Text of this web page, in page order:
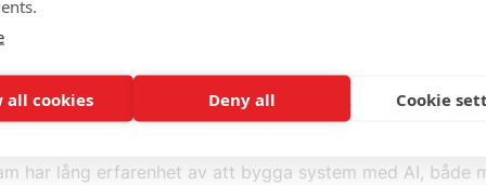
affärspartner.”
fått för erfarenheter av att arbeta med en AI-driven
har lång erfarenhet av att bygga system med AI, både
all cookies Deny all Cookie